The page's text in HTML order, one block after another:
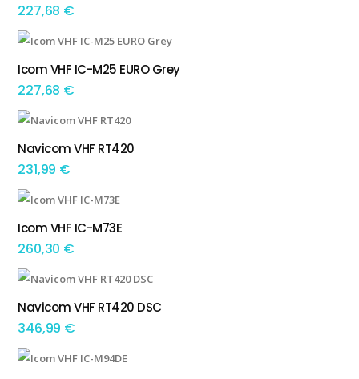
227,68 €
ADICIONAR
Icom VHF IC-M25 EURO Grey
227,68 €
ADICIONAR
Navicom VHF RT420
231,99 €
ADICIONAR
Icom VHF IC-M73E
260,30 €
ADICIONAR
Navicom VHF RT420 DSC
346,99 €